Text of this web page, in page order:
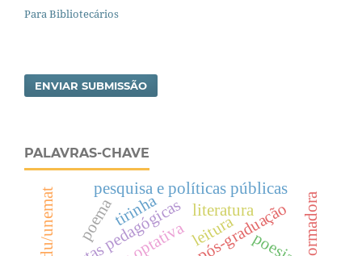
Para Bibliotecários
ENVIAR SUBMISSÃO
PALAVRAS-CHAVE
pós-graduação
cartas pedagógicas
pesquisa e políticas públicas
poema literatura
leitura
tirinha
poesia